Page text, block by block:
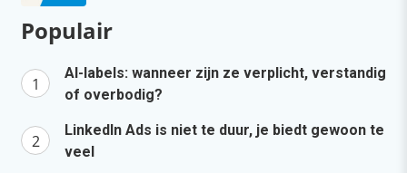
Populair
AI-labels: wanneer zijn ze verplicht, verstandig
of overbodig?
LinkedIn Ads is niet te duur, je biedt gewoon te
veel